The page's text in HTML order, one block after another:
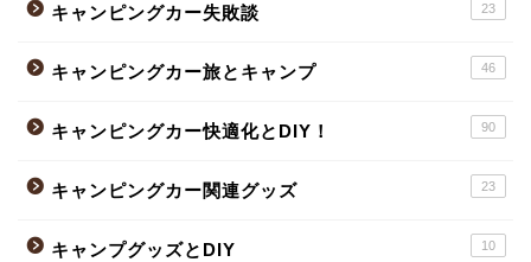
キャンピングカー失敗談 23
キャンピングカー旅とキャンプ 46
キャンピングカー快適化とDIY！ 90
キャンピングカー関連グッズ 23
キャンプグッズとDIY 10